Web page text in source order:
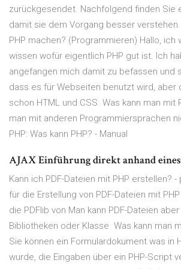
zurückgesendet. Nachfolgend finden Sie
damit sie dem Vorgang besser
PHP machen? (Programmieren) Hallo, ich
wissen wofür eigentlich PHP gut ist. Ich
angefangen mich damit zu befassen und
dass es für Webseiten benutzt wird, aber
schon HTML und CSS. Was kann man mit
man mit anderen Programmiersprachen
PHP: Was kann PHP? - Manual
AJAX Einführung direkt anhand
Kann ich PDF-Dateien mit PHP erstellen? -
für die Erstellung von PDF-Dateien mit
die PDFlib von Man kann PDF-Dateien
Bibliotheken oder Klasse Was kann man
Sie können ein Formulardokument was in
wurde, die Eingaben über ein PHP-Script